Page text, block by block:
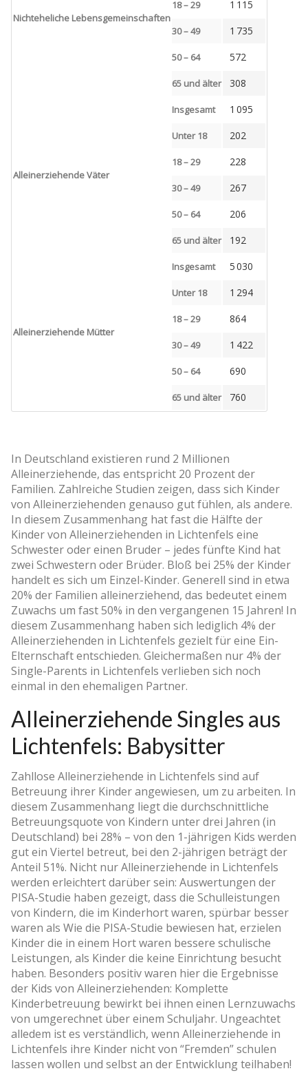
Nichteheliche Lebensgemeinschaften
18 – 29 1 115
30 – 49 1 735
50 – 64 572
65 und älter 308
Alleinerziehende Väter
Insgesamt 1 095
Unter 18 202
18 – 29 228
30 – 49 267
50 – 64 206
65 und älter 192
Alleinerziehende Mütter
Insgesamt 5 030
Unter 18 1 294
18 – 29 864
30 – 49 1 422
50 – 64 690
65 und älter 760
In Deutschland existieren rund 2 Millionen
Alleinerziehende, das entspricht 20 Prozent der
Familien. Zahlreiche Studien zeigen, dass sich Kinder
von Alleinerziehenden genauso gut fühlen, als andere.
In diesem Zusammenhang hat fast die Hälfte der
Kinder von Alleinerziehenden in Lichtenfels eine
Schwester oder einen Bruder – jedes fünfte Kind hat
zwei Schwestern oder Brüder. Bloß bei 25% der Kinder
handelt es sich um Einzel-Kinder. Generell sind in etwa
20% der Familien alleinerziehend, das bedeutet einem
Zuwachs um fast 50% in den vergangenen 15 Jahren! In
diesem Zusammenhang haben sich lediglich 4% der
Alleinerziehenden in Lichtenfels gezielt für eine Ein-
Elternschaft entschieden. Gleichermaßen nur 4% der
Single-Parents in Lichtenfels verlieben sich noch
einmal in den ehemaligen Partner.
Alleinerziehende Singles aus
Lichtenfels: Babysitter
Zahllose Alleinerziehende in Lichtenfels sind auf
Betreuung ihrer Kinder angewiesen, um zu arbeiten. In
diesem Zusammenhang liegt die durchschnittliche
Betreuungsquote von Kindern unter drei Jahren (in
Deutschland) bei 28% – von den 1-jährigen Kids werden
gut ein Viertel betreut, bei den 2-jährigen beträgt der
Anteil 51%. Nicht nur Alleinerziehende in Lichtenfels
werden erleichtert darüber sein: Auswertungen der
PISA-Studie haben gezeigt, dass die Schulleistungen
von Kindern, die im Kinderhort waren, spürbar besser
waren als Wie die PISA-Studie bewiesen hat, erzielen
Kinder die in einem Hort waren bessere schulische
Leistungen, als Kinder die keine Einrichtung besucht
haben. Besonders positiv waren hier die Ergebnisse
der Kids von Alleinerziehenden: Komplette
Kinderbetreuung bewirkt bei ihnen einen Lernzuwachs
von umgerechnet über einem Schuljahr. Ungeachtet
alledem ist es verständlich, wenn Alleinerziehende in
Lichtenfels ihre Kinder nicht von “Fremden” schulen
lassen wollen und selbst an der Entwicklung teilhaben!